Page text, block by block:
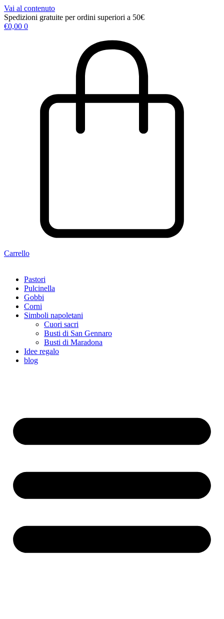
Vai al contenuto
Spedizioni gratuite per ordini superiori a 50€
€0,00 0
Carrello
Pastori
Pulcinella
Gobbi
Corni
Simboli napoletani
Cuori sacri
Busti di San Gennaro
Busti di Maradona
Idee regalo
blog